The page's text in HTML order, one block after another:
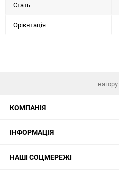
Стать
Орієнтація
нагору
КОМПАНІЯ
ІНФОРМАЦІЯ
НАШІ СОЦМЕРЕЖІ